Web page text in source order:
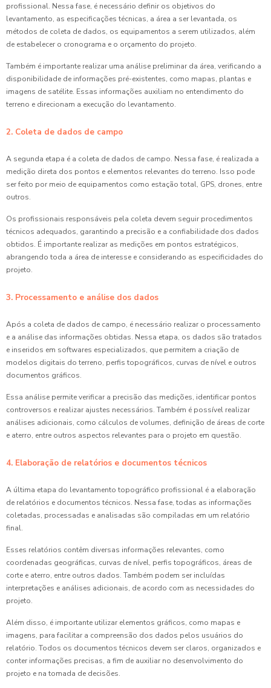
profissional. Nessa fase, é necessário definir os objetivos do
levantamento, as especificações técnicas, a área a ser levantada, os
métodos de coleta de dados, os equipamentos a serem utilizados, além
de estabelecer o cronograma e o orçamento do projeto.
Também é importante realizar uma análise preliminar da área, verificando a
disponibilidade de informações pré-existentes, como mapas, plantas e
imagens de satélite. Essas informações auxiliam no entendimento do
terreno e direcionam a execução do levantamento.
2. Coleta de dados de campo
A segunda etapa é a coleta de dados de campo. Nessa fase, é realizada a
medição direta dos pontos e elementos relevantes do terreno. Isso pode
ser feito por meio de equipamentos como estação total, GPS, drones, entre
outros.
Os profissionais responsáveis pela coleta devem seguir procedimentos
técnicos adequados, garantindo a precisão e a confiabilidade dos dados
obtidos. É importante realizar as medições em pontos estratégicos,
abrangendo toda a área de interesse e considerando as especificidades do
projeto.
3. Processamento e análise dos dados
Após a coleta de dados de campo, é necessário realizar o processamento
e a análise das informações obtidas. Nessa etapa, os dados são tratados
e inseridos em softwares especializados, que permitem a criação de
modelos digitais do terreno, perfis topográficos, curvas de nível e outros
documentos gráficos.
Essa análise permite verificar a precisão das medições, identificar pontos
controversos e realizar ajustes necessários. Também é possível realizar
análises adicionais, como cálculos de volumes, definição de áreas de corte
e aterro, entre outros aspectos relevantes para o projeto em questão.
4. Elaboração de relatórios e documentos técnicos
A última etapa do levantamento topográfico profissional é a elaboração
de relatórios e documentos técnicos. Nessa fase, todas as informações
coletadas, processadas e analisadas são compiladas em um relatório
final.
Esses relatórios contêm diversas informações relevantes, como
coordenadas geográficas, curvas de nível, perfis topográficos, áreas de
corte e aterro, entre outros dados. Também podem ser incluídas
interpretações e análises adicionais, de acordo com as necessidades do
projeto.
Além disso, é importante utilizar elementos gráficos, como mapas e
imagens, para facilitar a compreensão dos dados pelos usuários do
relatório. Todos os documentos técnicos devem ser claros, organizados e
conter informações precisas, a fim de auxiliar no desenvolvimento do
projeto e na tomada de decisões.